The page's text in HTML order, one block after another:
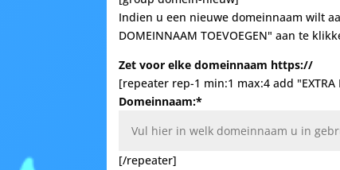
Indien u een nieuwe domeinnaam wilt
DOMEINNAAM TOEVOEGEN" aan te
Zet voor elke domeinnaam https://
[repeater rep-1 min:1 max:4 add "EXTRA
Domeinnaam:*
[/repeater]